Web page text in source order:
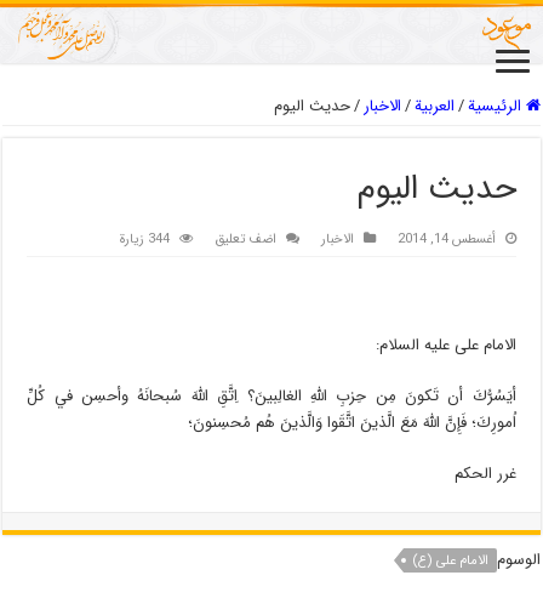
الرئيسية/العربیة/الاخبار/حدیث الیوم
حدیث الیوم
أغسطس 14, 2014 الاخبار اضف تعليق 344 زيارة
الامام على عليه السلام:
أيَسُرُّكَ أن تَكونَ مِن حِزبِ اللّهِ الغالِبينَ؟ اِتَّقِ اللّهَ سُبحانَهُ وأحسِن في كُلِّ
اُمورِكَ؛ فَإِنَّ اللّهَ مَعَ الَّذينَ اتَّقَوا وَالَّذينَ هُم مُحسِنونَ؛
غرر الحكم
الوسوم الامام علی (ع)